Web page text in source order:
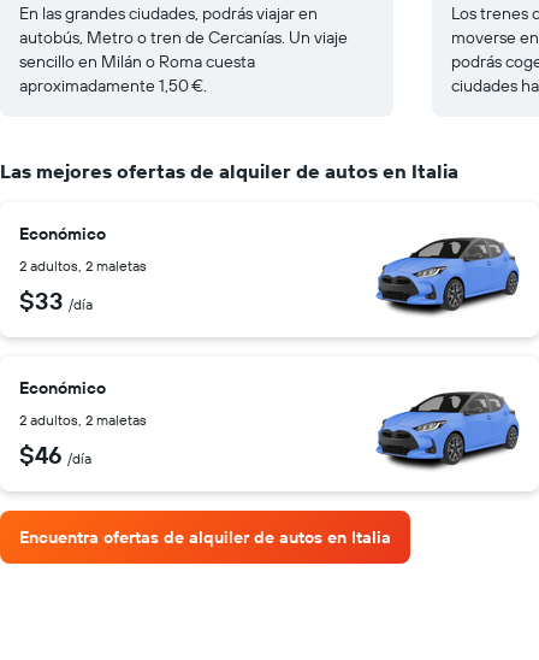
En las grandes ciudades, podrás viajar en
autobús, Metro o tren de Cercanías. Un viaje
sencillo en Milán o Roma cuesta
aproximadamente 1,50 €.
Los trenes
moverse
podrás
ciudades
Las mejores ofertas de alquiler de autos en Italia
Económico
2 adultos, 2 maletas
$33 /día
Económico
2 adultos, 2 maletas
$46 /día
Encuentra ofertas de alquiler de autos en Italia